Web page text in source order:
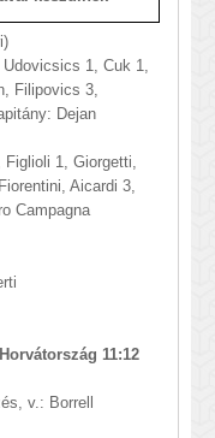
1, Cuk 1,
Filipovics 3,
Dejan
1, Giorgetti,
Aicardi 3,
Campagna
11:12
v.: Borrell